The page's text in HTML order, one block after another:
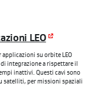
LEO
applicazioni su orbite LEO
integrazione a rispettare il
inattivi. Questi cavi sono
satelliti, per missioni spaziali